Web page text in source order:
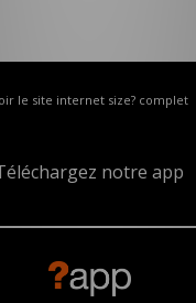
le site internet size? complet
notre app